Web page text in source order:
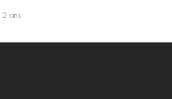
2 ans